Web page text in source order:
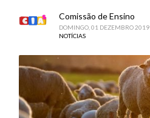
Comissão de Ensino
DOMINGO, 01 DEZEMBRO 2019
NOTÍCIAS